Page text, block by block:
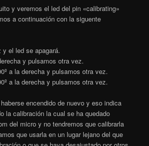
y veremos el led del pin «calibrating»
a continuación con la siguente
el led se apagará.
y pulsamos otra vez.
a la derecha y pulsamos otra vez.
a la derecha y pulsamos otra vez.
encendido de nuevo y eso indica
la calibración la cual se ha quedado
del micro y no tendremos que calibrarla
que usarla en un lugar lejano del que